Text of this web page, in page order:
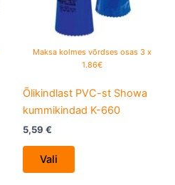
Maksa kolmes võrdses osas 3 x
1.86€
Õlikindlast PVC-st Showa
kummikindad K-660
5,59 €
Vali
options
may
chosen
the
product